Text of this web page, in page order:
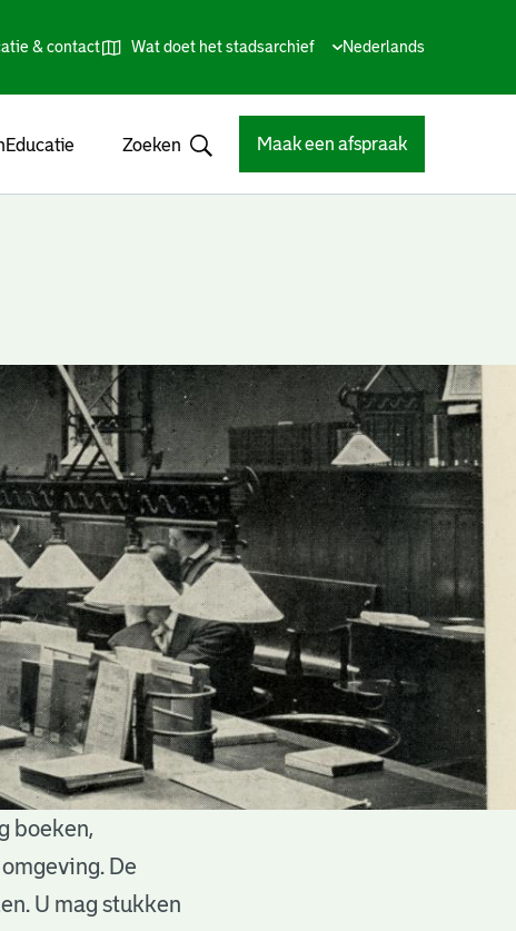
& contact Wat doet het stadsarchief
Huidige
Nederlands
Educatie Zoeken Maak een afspraak
boeken,
De
U mag stukken